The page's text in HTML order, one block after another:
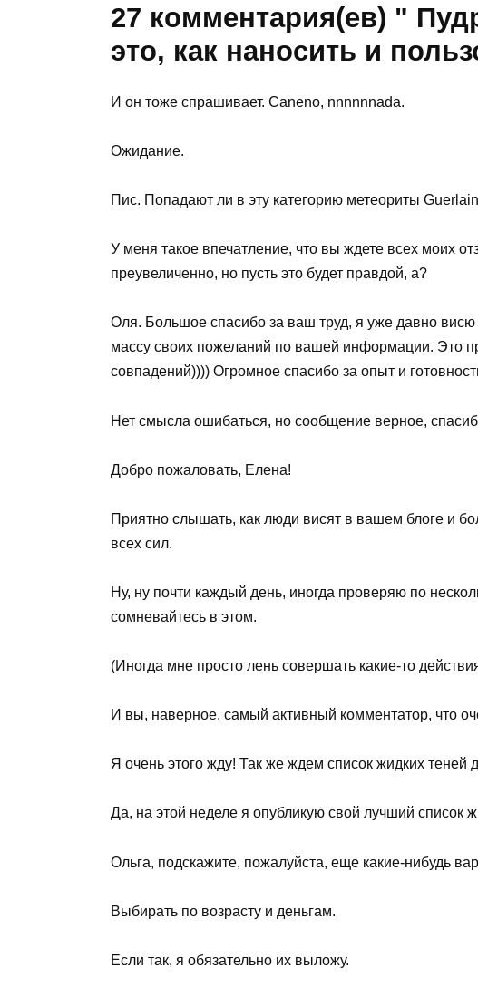
27 комментария(ев) "
это, как наносить и
И он тоже спрашивает. Caneno, nnnnnnada.
Ожидание.
Пис. Попадают ли в эту категорию метеориты
У меня такое впечатление, что вы ждете всех моих
преувеличенно, но пусть это будет правдой, а?
Оля. Большое спасибо за ваш труд, я уже давно
массу своих пожеланий по вашей информации. Это
совпадений)))) Огромное спасибо за опыт и
Нет смысла ошибаться, но сообщение верное,
Добро пожаловать, Елена!
Приятно слышать, как люди висят в вашем блоге и
всех сил.
Ну, ну почти каждый день, иногда проверяю по
сомневайтесь в этом.
(Иногда мне просто лень совершать какие-то
И вы, наверное, самый активный комментатор, что
Я очень этого жду! Так же ждем список жидких теней
Да, на этой неделе я опубликую свой лучший список
Ольга, подскажите, пожалуйста, еще какие-нибудь
Выбирать по возрасту и деньгам.
Если так, я обязательно их выложу.